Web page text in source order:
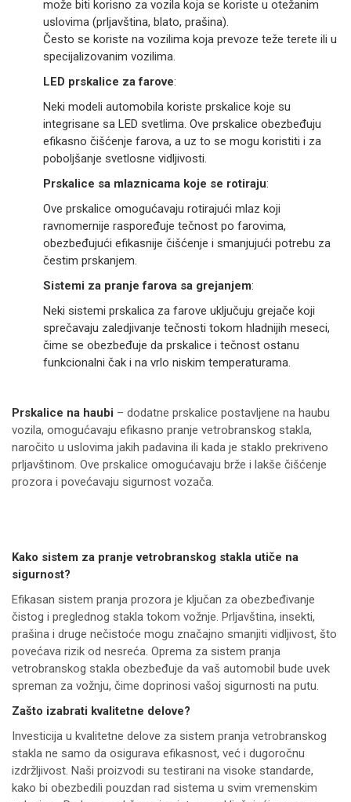
može biti korisno za vozila koja se koriste u otežanim
uslovima (prljavština, blato, prašina).
Često se koriste na vozilima koja prevoze teže terete ili u
specijalizovanim vozilima.
LED prskalice za farove:
Neki modeli automobila koriste prskalice koje su
integrisane sa LED svetlima. Ove prskalice obezbeđuju
efikasno čišćenje farova, a uz to se mogu koristiti i za
poboljšanje svetlosne vidljivosti.
Prskalice sa mlaznicama koje se rotiraju:
Ove prskalice omogućavaju rotirajući mlaz koji
ravnomernije raspoređuje tečnost po farovima,
obezbeđujući efikasnije čišćenje i smanjujući potrebu za
čestim prskanjem.
Sistemi za pranje farova sa grejanjem:
Neki sistemi prskalica za farove uključuju grejače koji
sprečavaju zaledjivanje tečnosti tokom hladnijih meseci,
čime se obezbeđuje da prskalice i tečnost ostanu
funkcionalni čak i na vrlo niskim temperaturama.
Prskalice na haubi – dodatne prskalice postavljene na haubu
vozila, omogućavaju efikasno pranje vetrobranskog stakla,
naročito u uslovima jakih padavina ili kada je staklo prekriveno
prljavštinom. Ove prskalice omogućavaju brže i lakše čišćenje
prozora i povećavaju sigurnost vozača.
Kako sistem za pranje vetrobranskog stakla utiče na
sigurnost?
Efikasan sistem pranja prozora je ključan za obezbeđivanje
čistog i preglednog stakla tokom vožnje. Prljavština, insekti,
prašina i druge nečistoće mogu značajno smanjiti vidljivost, što
povećava rizik od nesreća. Oprema za sistem pranja
vetrobranskog stakla obezbeđuje da vaš automobil bude uvek
spreman za vožnju, čime doprinosi vašoj sigurnosti na putu.
Zašto izabrati kvalitetne delove?
Investicija u kvalitetne delove za sistem pranja vetrobranskog
stakla ne samo da osigurava efikasnost, već i dugoročnu
izdržljivost. Naši proizvodi su testirani na visoke standarde,
kako bi obezbedili pouzdan rad sistema u svim vremenskim